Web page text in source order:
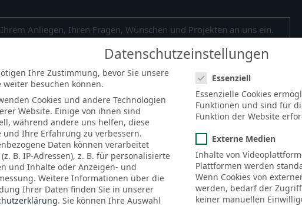
gelesen und stimme zu.
Datenschutzeinstellungen
Ihre Zustimmung, bevor Sie unsere
weiter besuchen können.
Cookies und andere Technologien
Website. Einige von ihnen sind
während andere uns helfen, diese
und Ihre Erfahrung zu verbessern.
Daten können verarbeitet
B. IP-Adressen), z. B. für personalisierte
und Inhalte oder Anzeigen- und
Weitere Informationen über die
Ihrer Daten finden Sie in unserer
. Sie können Ihre Auswahl
Datenschutzeinstellungen
Essenziell
Essenzielle Cookies
Funktionen und sind für
Funktion der Website
Externe Medien
Inhalte von
Plattformen werden
Wenn Cookies von
werden, bedarf der
keiner manuellen